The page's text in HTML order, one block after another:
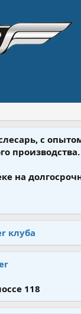
с
производства.
на
клуба
118